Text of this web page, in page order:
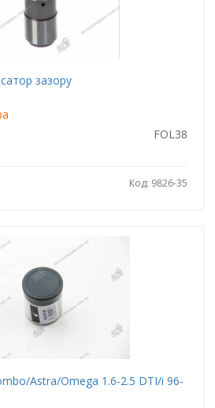
зазору
FOL38
Код: 9826-35
Astra/Omega 1.6-2.5 DTI/i 96-